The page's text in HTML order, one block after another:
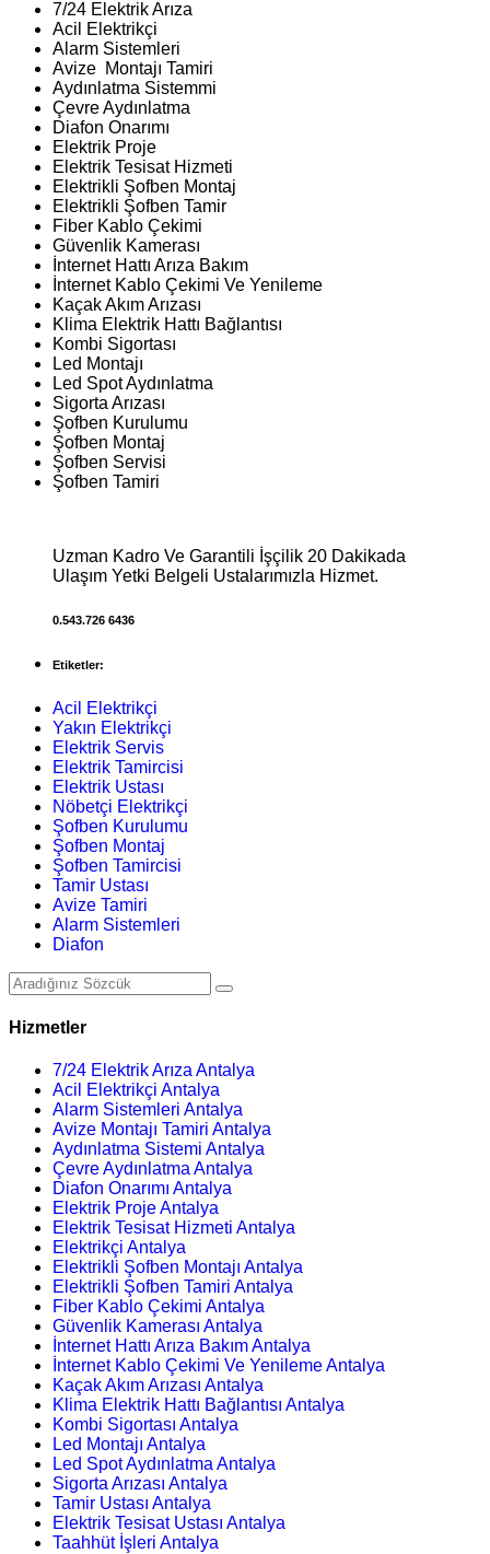
7/24 Elektrik Arıza
Acil Elektrikçi
Alarm Sistemleri
Avize Montajı Tamiri
Aydınlatma Sistemmi
Çevre Aydınlatma
Diafon Onarımı
Elektrik Proje
Elektrik Tesisat Hizmeti
Elektrikli Şofben Montaj
Elektrikli Şofben Tamir
Fiber Kablo Çekimi
Güvenlik Kamerası
İnternet Hattı Arıza Bakım
İnternet Kablo Çekimi Ve Yenileme
Kaçak Akım Arızası
Klima Elektrik Hattı Bağlantısı
Kombi Sigortası
Led Montajı
Led Spot Aydınlatma
Sigorta Arızası
Şofben Kurulumu
Şofben Montaj
Şofben Servisi
Şofben Tamiri
Uzman Kadro Ve Garantili İşçilik 20 Dakikada
Ulaşım Yetki Belgeli Ustalarımızla Hizmet.
0.543.726 6436
Etiketler:
Acil Elektrikçi
Yakın Elektrikçi
Elektrik Servis
Elektrik Tamircisi
Elektrik Ustası
Nöbetçi Elektrikçi
Şofben Kurulumu
Şofben Montaj
Şofben Tamircisi
Tamir Ustası
Avize Tamiri
Alarm Sistemleri
Diafon
Hizmetler
7/24 Elektrik Arıza Antalya
Acil Elektrikçi Antalya
Alarm Sistemleri Antalya
Avize Montajı Tamiri Antalya
Aydınlatma Sistemi Antalya
Çevre Aydınlatma Antalya
Diafon Onarımı Antalya
Elektrik Proje Antalya
Elektrik Tesisat Hizmeti Antalya
Elektrikçi Antalya
Elektrikli Şofben Montajı Antalya
Elektrikli Şofben Tamiri Antalya
Fiber Kablo Çekimi Antalya
Güvenlik Kamerası Antalya
İnternet Hattı Arıza Bakım Antalya
İnternet Kablo Çekimi Ve Yenileme Antalya
Kaçak Akım Arızası Antalya
Klima Elektrik Hattı Bağlantısı Antalya
Kombi Sigortası Antalya
Led Montajı Antalya
Led Spot Aydınlatma Antalya
Sigorta Arızası Antalya
Tamir Ustası Antalya
Elektrik Tesisat Ustası Antalya
Taahhüt İşleri Antalya